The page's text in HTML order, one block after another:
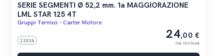
SERIE SEGMENTI Ø 52,2 mm. 1a MAGGIORAZIONE
LML STAR 125 4T
Gruppi Termici - Carter Motore
11016 24,00 €
iva inclusa